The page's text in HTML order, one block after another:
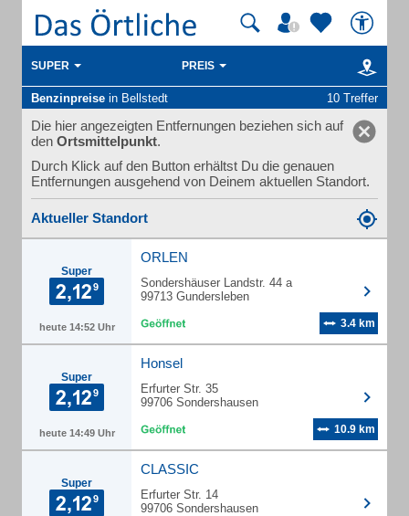
SUPER PREIS
Benzinpreise in Bellstedt 10 Treffer
Die hier angezeigten Entfernungen beziehen sich auf
den Ortsmittelpunkt.
Durch Klick auf den Button erhältst Du die genauen
Entfernungen ausgehend von Deinem aktuellen Standort.
Aktueller Standort
Super
heute 14:52 Uhr
ORLEN
Sondershäuser Landstr. 44 a
99713 Gundersleben
3.4 km
Super
heute 14:49 Uhr
Honsel
Erfurter Str. 35
99706 Sondershausen
10.9 km
Super
CLASSIC
Erfurter Str. 14
99706 Sondershausen